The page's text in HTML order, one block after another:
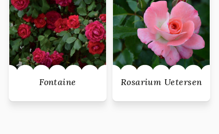
Fontaine Rosarium Uetersen